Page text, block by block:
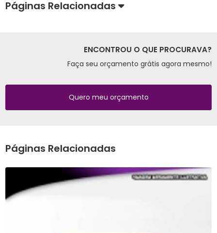
Páginas Relacionadas
ENCONTROU O QUE PROCURAVA?
Faça seu orçamento grátis agora mesmo!
Quero meu orçamento
Páginas Relacionadas